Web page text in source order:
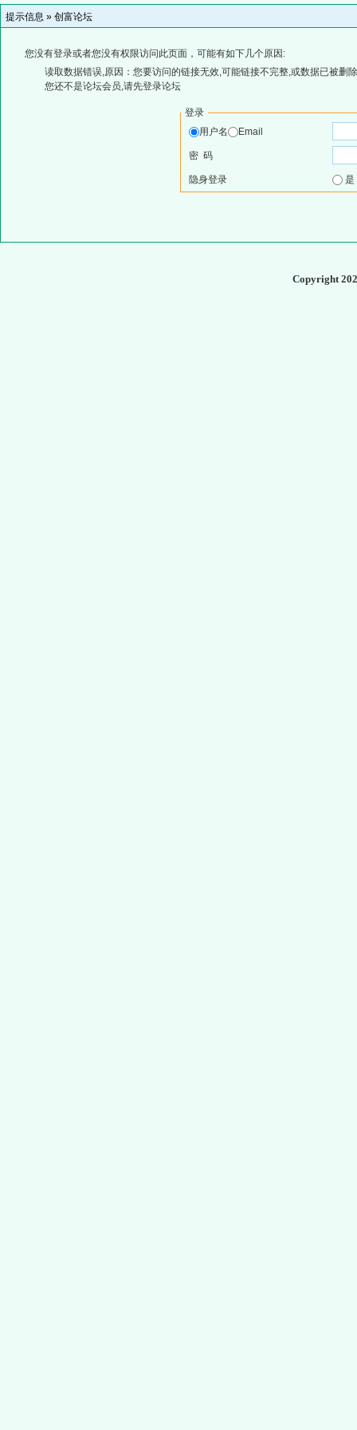
提示信息 » 创富论坛
您没有登录或者您没有权限访问此页面，可能有如下几个原因:
读取数据错误,原因：您要访问的链接无效,可能链接不完整,或数据已被删
您还不是论坛会员,请先登录论坛
登录
用户名
Email
密 码
隐身登录
Copyright